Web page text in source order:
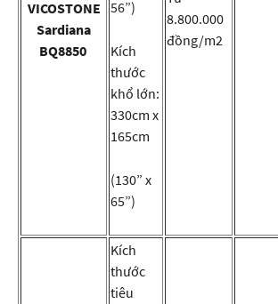
VICOSTONE
Sardiana
BQ8850
56”)
Kích
thước
khổ lớn:
330cm x
165cm
(130” x
65”)
8.800.000
đồng/m2
Kích
thước
tiêu